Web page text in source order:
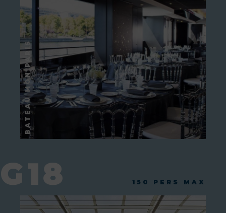
G18 150 PERS MAX